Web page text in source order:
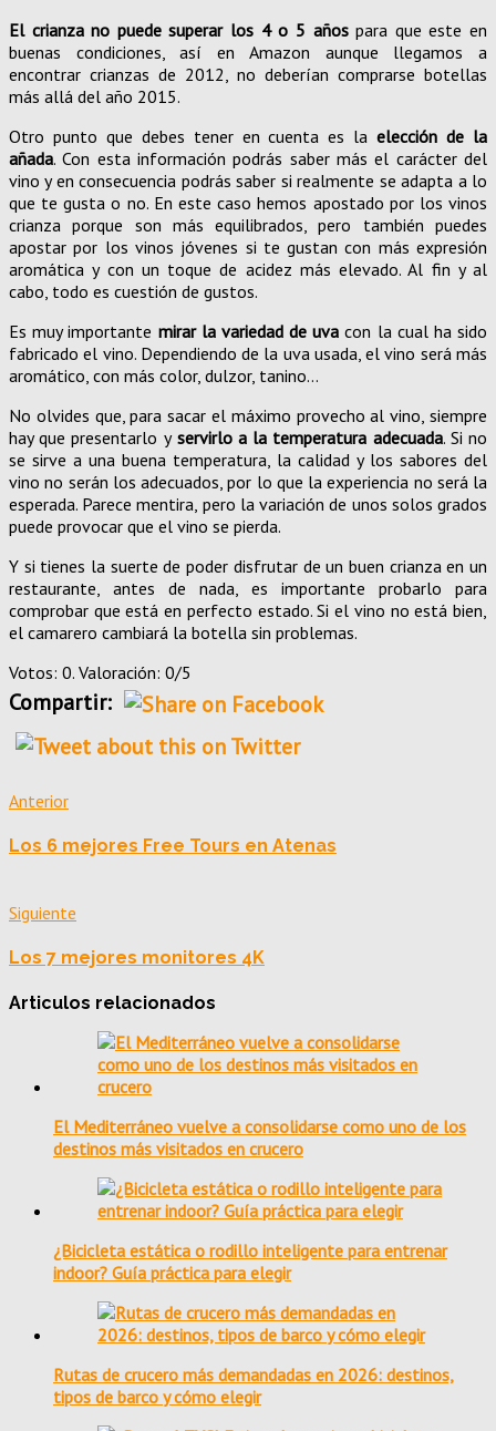
El crianza no puede superar los 4 o 5 añospara que este en
buenas condiciones, así en Amazon aunque llegamos a
encontrar crianzas de 2012, no deberían comprarse botellas
más allá del año 2015.
Otro punto que debes tener en cuenta es laelección de la
añada. Con esta información podrás saber más el carácter del
vino y en consecuencia podrás saber si realmente se adapta a lo
que te gusta o no. En este caso hemos apostado por los vinos
crianza porque son más equilibrados, pero también puedes
apostar por los vinos jóvenes si te gustan con más expresión
aromática y con un toque de acidez más elevado. Al fin y al
cabo, todo es cuestión de gustos.
Es muy importante mirar la variedad de uva con la cual ha sido
fabricado el vino. Dependiendo de la uva usada, el vino será más
aromático, con más color, dulzor, tanino…
No olvides que, para sacar el máximo provecho al vino, siempre
hay que presentarlo yservirlo a la temperatura adecuada. Si no
se sirve a una buena temperatura, la calidad y los sabores del
vino no serán los adecuados, por lo que la experiencia no será la
esperada. Parece mentira, pero la variación de unos solos grados
puede provocar que el vino se pierda.
Y si tienes la suerte de poder disfrutar de un buen crianza en un
restaurante, antes de nada, es importante probarlo para
comprobar que está en perfecto estado. Si el vino no está bien,
el camarero cambiará la botella sin problemas.
Votos: 0. Valoración: 0/5
Compartir:
Anterior
Los 6 mejores Free Tours en Atenas
Siguiente
Los 7 mejores monitores 4K
Articulos relacionados
El Mediterráneo vuelve a consolidarse como uno de los
destinos más visitados en crucero
¿Bicicleta estática o rodillo inteligente para entrenar
indoor? Guía práctica para elegir
Rutas de crucero más demandadas en 2026: destinos,
tipos de barco y cómo elegir